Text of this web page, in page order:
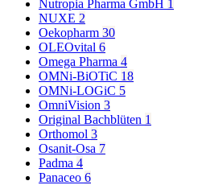
Nutropia Pharma GmbH 1
NUXE 2
Oekopharm 30
OLEOvital 6
Omega Pharma 4
OMNi-BiOTiC 18
OMNi-LOGiC 5
OmniVision 3
Original Bachblüten 1
Orthomol 3
Osanit-Osa 7
Padma 4
Panaceo 6